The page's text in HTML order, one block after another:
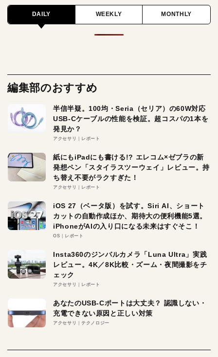
DAILY WEEKLY MONTHLY
編集部のおすすめ
半信半疑。100均・Seria（セリア）の60W対応
USB-Cケーブルの性能を検証。超コスパの1本を
発見か？
アクセサリ レポート
紙にもiPadにも書ける!? エレコム×ゼブラの新
発想ペン「スタイラスツーウェイ」レビュー。持
ち替え不要がラクすぎた！
アクセサリ レポート
iOS 27（ベータ版）を試す。Siri AI、ショート
カットの自動作成ほか、期待大の便利機能5選。
iPhoneがAIの入り口になる未来はすぐそこ！
OS レポート
Insta360のジンバルカメラ「Luna Ultra」実践
レビュー。4K／8K比較・ズーム・夜間撮影をチ
ェック
アクセサリ レポート
あなたのUSB-Cポートは大丈夫？ 認識しない・
充電できない原因と正しい対策
アクセサリ テクノロジー